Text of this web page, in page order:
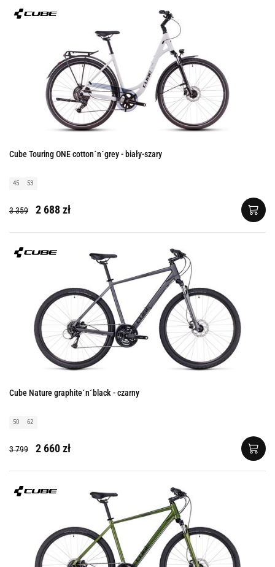
Cube Touring ONE cotton´n´grey - biały-szary
45 53
3 359 2 688 zł
Cube Nature graphite´n´black - czarny
50 62
3 799 2 660 zł